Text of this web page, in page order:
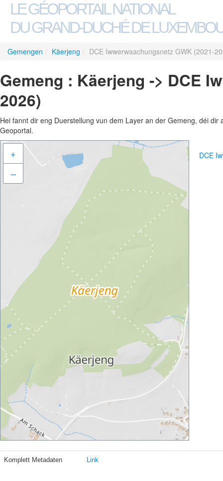
LE GÉOPORTAIL NATIONAL
DU GRAND-DUCHÉ DE
Gemengen / Käerjeng / DCE Iwwerwaachungsnetz GWK (2021-
Gemeng : Käerjeng -> DCE
2026)
Hei fannt dir eng Duerstellung vun dem Layer an der Gemeng, déi
Geoportal.
+
–
DCE
Komplett Metadaten Link